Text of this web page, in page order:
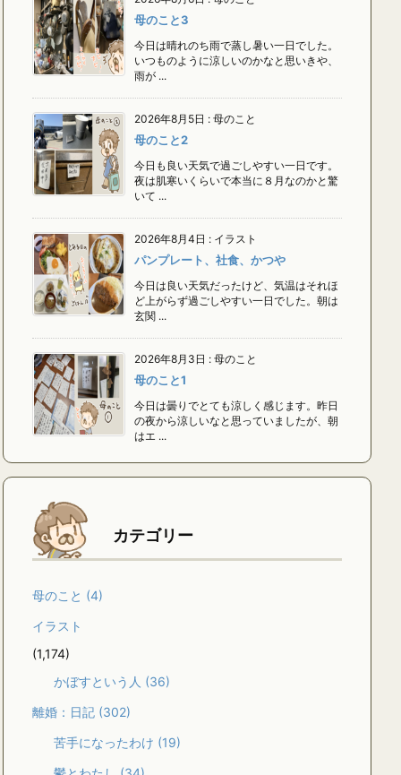
母のこと3
今日は晴れのち雨で蒸し暑い一日でした。
いつものように涼しいのかなと思いきや、
雨が ...
2026年8月5日 : 母のこと
母のこと2
今日も良い天気で過ごしやすい一日です。
夜は肌寒いくらいで本当に８月なのかと驚
いて ...
2026年8月4日 : イラスト
パンプレート、社食、かつや
今日は良い天気だったけど、気温はそれほ
ど上がらず過ごしやすい一日でした。朝は
玄関 ...
2026年8月3日 : 母のこと
母のこと1
今日は曇りでとても涼しく感じます。昨日
の夜から涼しいなと思っていましたが、朝
はエ ...
カテゴリー
母のこと (4)
イラスト
(1,174)
かぼすという人 (36)
離婚：日記 (302)
苦手になったわけ (19)